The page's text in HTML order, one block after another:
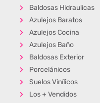
Baldosas Hidraulicas
Azulejos Baratos
Azulejos Cocina
Azulejos Baño
Baldosas Exterior
Porcelánicos
Suelos Vinílicos
Los + Vendidos